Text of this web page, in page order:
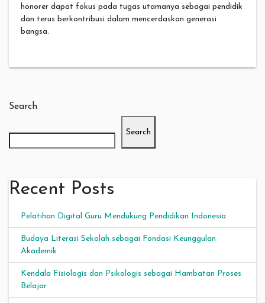
honorer dapat fokus pada tugas utamanya sebagai pendidik
dan terus berkontribusi dalam mencerdaskan generasi
bangsa.
Search
Search
Recent Posts
Pelatihan Digital Guru Mendukung Pendidikan Indonesia
Budaya Literasi Sekolah sebagai Fondasi Keunggulan
Akademik
Kendala Fisiologis dan Psikologis sebagai Hambatan Proses
Belajar